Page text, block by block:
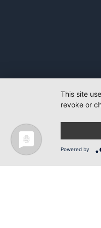
This site
revoke or
Powered by